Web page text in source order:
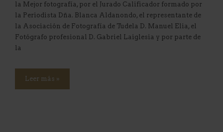
la Mejor fotografía, por el Jurado Calificador formado por
la Periodista Dña. Blanca Aldanondo, el representante de
la Asociación de Fotografía de Tudela D. Manuel Elia, el
Fotógrafo profesional D. Gabriel Laiglesia y por parte de
la
Leer más »